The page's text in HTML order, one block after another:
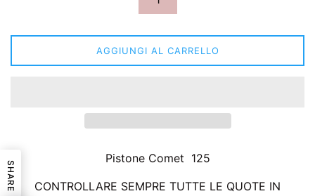
AGGIUNGI AL CARRELLO
Pistone Comet 125
CONTROLLARE SEMPRE TUTTE LE QUOTE IN
SHARE